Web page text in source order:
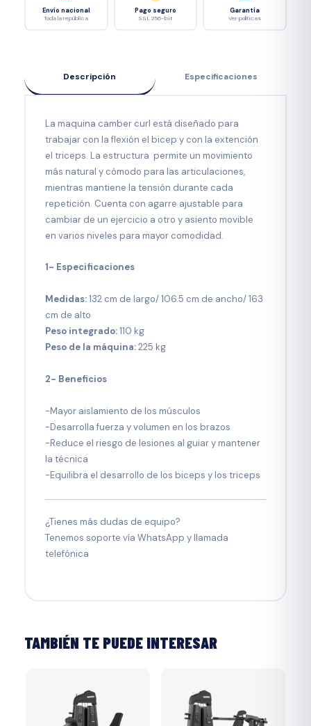
Envío nacional
Toda la república
Pago seguro
SSL 256-bit
Garantía
Ver políticas
Descripción Especificaciones
La maquina camber curl está diseñado para
trabajar con la flexión el bicep y con la extención
el triceps. La estructura permite un movimiento
más natural y cómodo para las articulaciones,
mientras mantiene la tensión durante cada
repetición. Cuenta con agarre ajustable para
cambiar de un ejercicio a otro y asiento movible
en varios niveles para mayor comodidad.
1- Especificaciones
Medidas:132 cm de largo/ 106.5 cm de ancho/ 163
cm de alto
Peso integrado:110 kg
Peso de la máquina:225 kg
2- Beneficios
-Mayor aislamiento de los músculos
-Desarrolla fuerza y volumen en los brazos
-Reduce el riesgo de lesiones al guiar y mantener
la técnica
-Equilibra el desarrollo de los biceps y los triceps
¿Tienes más dudas de equipo?
Tenemos soporte vía WhatsApp y llamada
telefónica
TAMBIÉN TE PUEDE INTERESAR